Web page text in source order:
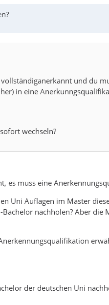
und du
in eine
wechseln?
es muss eine
Uni Auflagen im Master
nachholen? Aber die
der deutschen Uni